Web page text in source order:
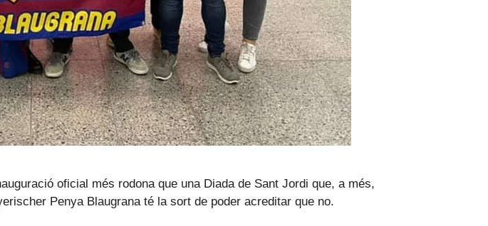
oficial més rodona que una Diada de Sant Jordi que, a més,
Penya Blaugrana té la sort de poder acreditar que no.